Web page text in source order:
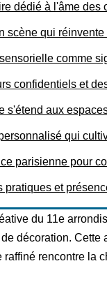
dédié à l'âme des
scène qui
comme
confidentiels et
s'étend aux
qui
parisienne pour
pratiques et
du 11e
décoration.
raffiné rencontre